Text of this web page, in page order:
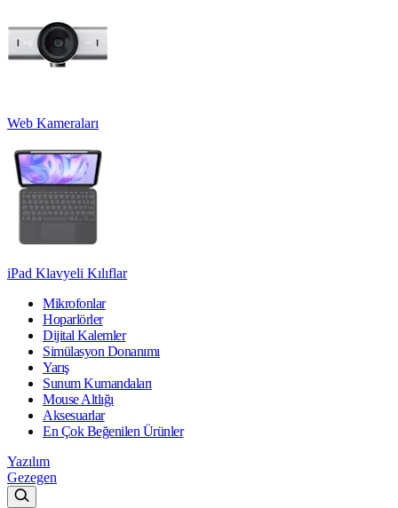
Web Kameraları
iPad Klavyeli Kılıflar
Mikrofonlar
Hoparlörler
Dijital Kalemler
Simülasyon Donanımı
Yarış
Sunum Kumandaları
Mouse Altlığı
Aksesuarlar
En Çok Beğenilen Ürünler
Yazılım
Gezegen